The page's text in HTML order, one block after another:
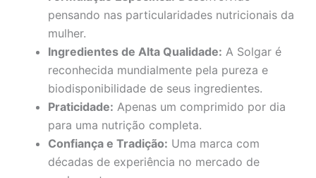
pensando nas particularidades nutricionais da
mulher.
Ingredientes de Alta Qualidade: A Solgar é
reconhecida mundialmente pela pureza e
biodisponibilidade de seus ingredientes.
Praticidade: Apenas um comprimido por dia
para uma nutrição completa.
Confiança e Tradição: Uma marca com
décadas de experiência no mercado de